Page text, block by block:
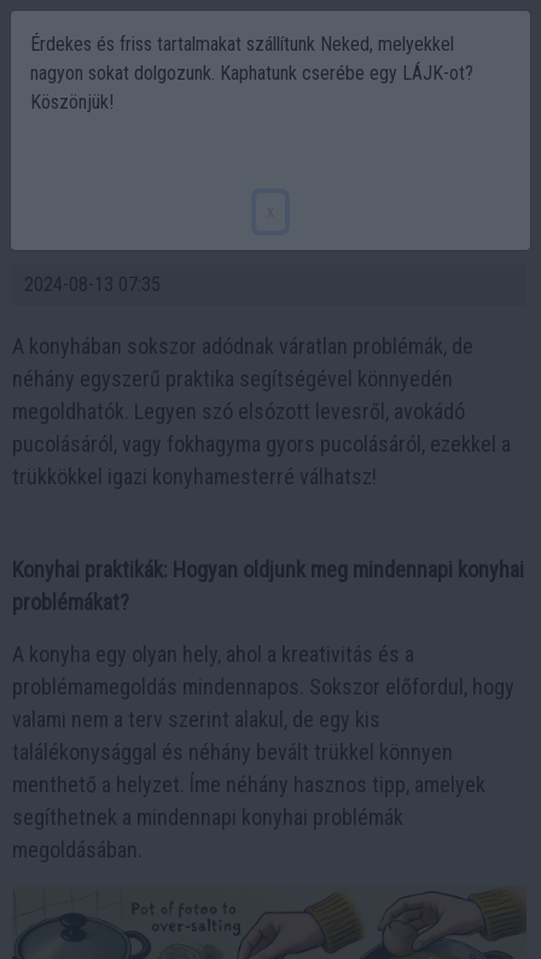
2024-08-13 07:35
A konyhában sokszor adódnak váratlan problémák, de
néhány egyszerű praktika segítségével könnyedén
megoldhatók. Legyen szó elsózott levesről, avokádó
pucolásáról, vagy fokhagyma gyors pucolásáról, ezekkel a
trükkökkel igazi konyhamesterré válhatsz!
Konyhai praktikák: Hogyan oldjunk meg mindennapi konyhai
problémákat?
A konyha egy olyan hely, ahol a kreativitás és a
problémamegoldás mindennapos. Sokszor előfordul, hogy
valami nem a terv szerint alakul, de egy kis
találékonysággal és néhány bevált trükkel könnyen
menthető a helyzet. Íme néhány hasznos tipp, amelyek
segíthetnek a mindennapi konyhai problémák
megoldásában.
Érdekes és friss tartalmakat szállítunk Neked, melyekkel
nagyon sokat dolgozunk. Kaphatunk cserébe egy LÁJK-ot?
Köszönjük!